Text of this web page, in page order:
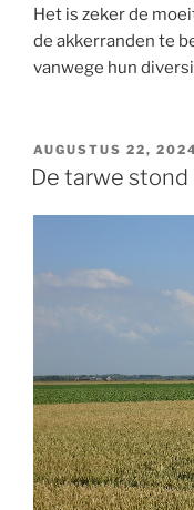
Het is zeker de
de akkerranden te
vanwege hun
GEPLAATST
OP
AUGUSTUS 22,
De tarwe